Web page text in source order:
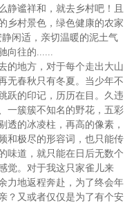
静谧祥和，就去乡村吧！且
乡村景色，绿色健康的农家
闲适，亲切温暖的泥土气
向往的......
的地方，对于每个走出大山
无春秋只有冬夏。当少年不
跃的印记，历历在目。久违
一簇簇不知名的野花，五彩
透的冰凌柱，再高的像素，
和极尽的形容词，也只能传
味道，就只能在日后无数个
觉。对于我这只家雀儿来
力地返程奔赴，为了终会年
？又或者仅仅是为了有个安